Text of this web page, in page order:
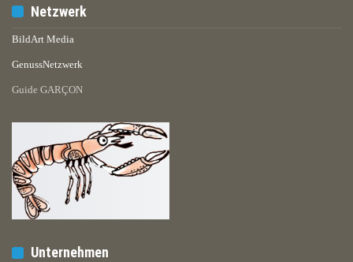
Netzwerk
BildArt Media
GenussNetzwerk
Guide GARÇON
Unternehmen